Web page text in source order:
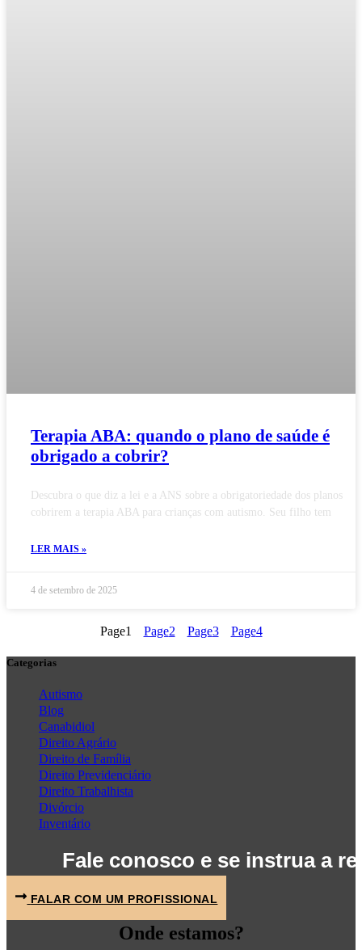
Terapia ABA: quando o plano de saúde é
obrigado a cobrir?
Descubra o que diz a lei e a ANS sobre a obrigatoriedade dos planos
cobrirem a terapia ABA para crianças com autismo. Seu filho tem
LER MAIS »
4 de setembro de 2025
Page1 Page2 Page3 Page4
Categorias
Autismo
Blog
Canabidiol
Direito Agrário
Direito de Família
Direito Previdenciário
Direito Trabalhista
Divórcio
Inventário
Fale conosco e se instrua a
FALAR COM UM PROFISSIONAL
Onde estamos?